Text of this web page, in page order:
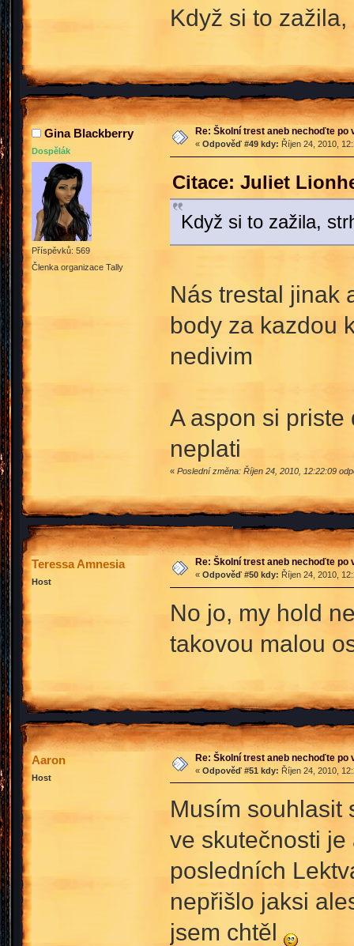
Když si to
Gina Blackberry
Dospělák
Příspěvků: 569
Členka organizace Tally
Re: Školní trest aneb nechoďte po
« Odpověď #49 kdy: Říjen 24, 2010,
Citace: Juliet
Když si to zažila,
Nás trestal jinak
body za kazdou
nedivim
A aspon si
neplati
« Poslední změna: Říjen 24, 2010, 12:22:09
Teressa Amnesia
Host
Re: Školní trest aneb nechoďte po
« Odpověď #50 kdy: Říjen 24, 2010,
No jo, my hold
takovou malou
Aaron
Host
Re: Školní trest aneb nechoďte po
« Odpověď #51 kdy: Říjen 24, 2010,
Musím souhlasit
ve skutečnosti
posledních
nepřišlo jaksi
jsem chtěl